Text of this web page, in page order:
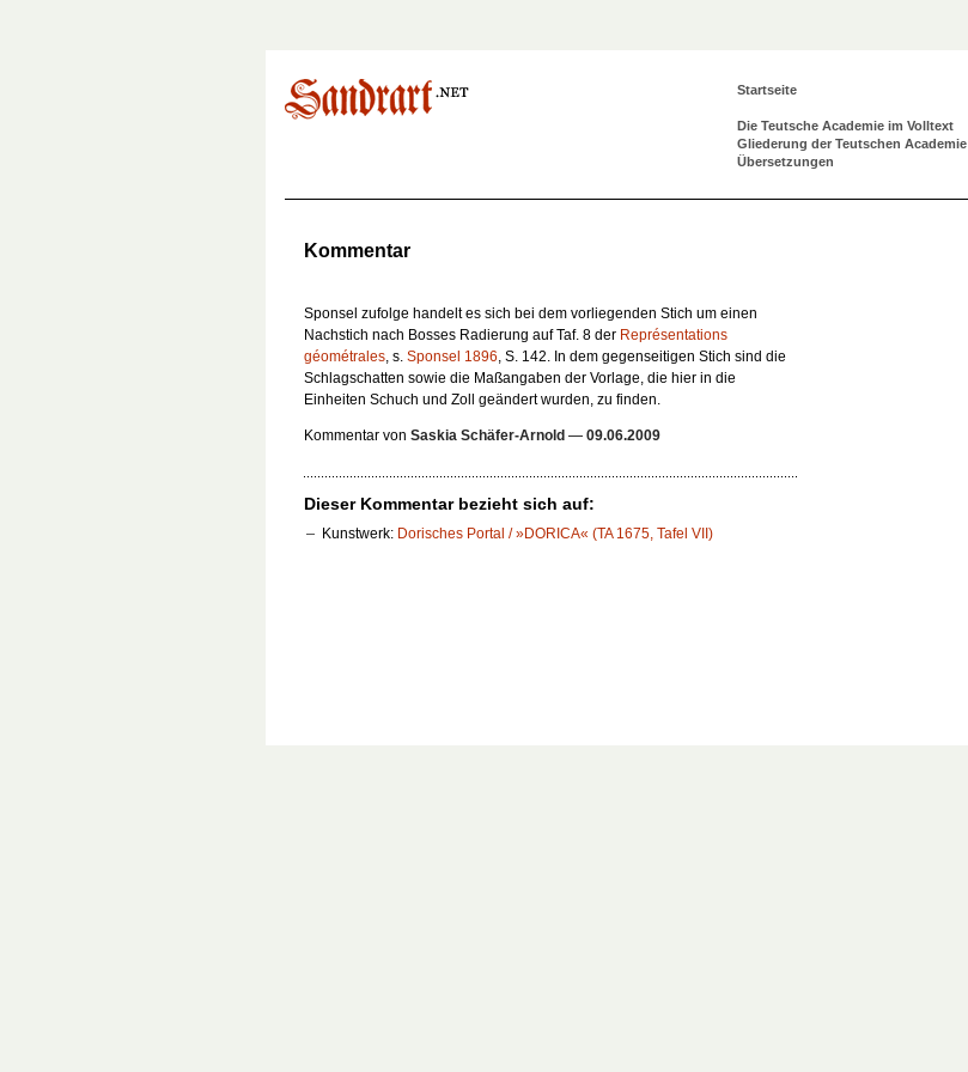
Startseite
Die Teutsche Academie im Volltext
Gliederung der Teutschen Academie
Übersetzungen
Kommentar
Sponsel zufolge handelt es sich bei dem vorliegenden Stich um einen
Nachstich nach Bosses Radierung auf Taf. 8 der Représentations
géométrales, s. Sponsel 1896, S. 142. In dem gegenseitigen Stich sind die
Schlagschatten sowie die Maßangaben der Vorlage, die hier in die
Einheiten Schuch und Zoll geändert wurden, zu finden.
Kommentar von Saskia Schäfer-Arnold — 09.06.2009
Dieser Kommentar bezieht sich auf:
Kunstwerk: Dorisches Portal / »DORICA« (TA 1675, Tafel VII)